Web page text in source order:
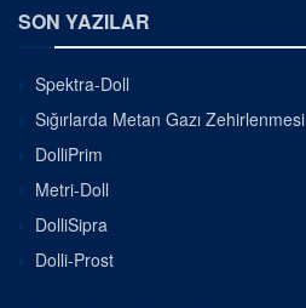
SON YAZILAR
Spektra-Doll
Sığırlarda Metan Gazı Zehirlenmesi
DolliPrim
Metri-Doll
DolliSipra
Dolli-Prost